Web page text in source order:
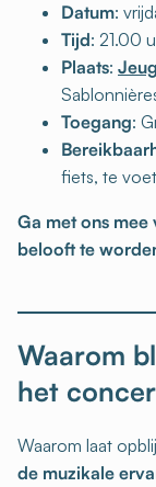
Datum:
Tijd: 21.00
Plaats:
Toegang:
fiets, te
Ga met ons
belooft te
Waarom
het
Waarom laat
de muzikale